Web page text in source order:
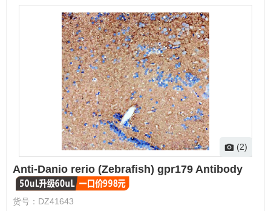
(2)
Anti-Danio rerio (Zebrafish) gpr179 Antibody
货号： DZ41643